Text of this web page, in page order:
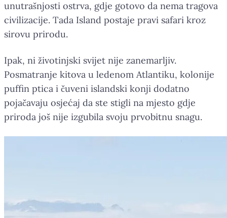
unutrašnjosti ostrva, gdje gotovo da nema tragova
civilizacije. Tada Island postaje pravi safari kroz
sirovu prirodu.
Ipak, ni životinjski svijet nije zanemarljiv.
Posmatranje kitova u ledenom Atlantiku, kolonije
puffin ptica i čuveni islandski konji dodatno
pojačavaju osjećaj da ste stigli na mjesto gdje
priroda još nije izgubila svoju prvobitnu snagu.